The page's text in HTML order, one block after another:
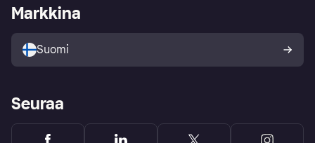
Tutustu kauppoihin
Ostajan turva
Kirjaudu sisään yrityksenä
Markkina
Suomi
Seuraa